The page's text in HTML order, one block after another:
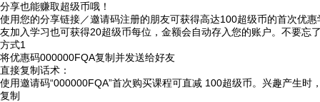
分享也能赚取超级币哦！
使用您的分享链接／邀请码注册的朋友可获得高达100超级币的首次优
友加入学习也可获得20超级币每位，金额会自动存入您的账户。不要忘
方式1
将优惠码000000FQA复制并发送给好友
直接复制话术：
使用邀请码“000000FQA”首次购买课程可直减 100超级币。兴趣产生时
复制